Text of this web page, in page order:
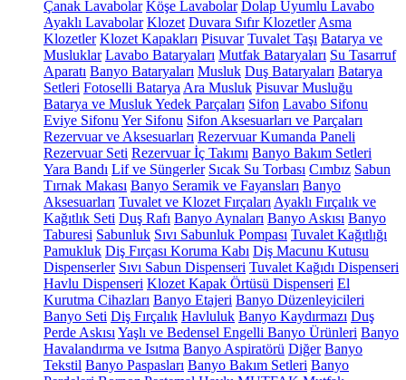
Çanak Lavabolar Köşe Lavabolar Dolap Uyumlu Lavabo
Ayaklı Lavabolar Klozet Duvara Sıfır Klozetler Asma
Klozetler Klozet Kapakları Pisuvar Tuvalet Taşı Batarya ve
Musluklar Lavabo Bataryaları Mutfak Bataryaları Su Tasarruf
Aparatı Banyo Bataryaları Musluk Duş Bataryaları Batarya
Setleri Fotoselli Batarya Ara Musluk Pisuvar Musluğu
Batarya ve Musluk Yedek Parçaları Sifon Lavabo Sifonu
Eviye Sifonu Yer Sifonu Sifon Aksesuarları ve Parçaları
Rezervuar ve Aksesuarları Rezervuar Kumanda Paneli
Rezervuar Seti Rezervuar İç Takımı Banyo Bakım Setleri
Yara Bandı Lif ve Süngerler Sıcak Su Torbası Cımbız Sabun
Tırnak Makası Banyo Seramik ve Fayansları Banyo
Aksesuarları Tuvalet ve Klozet Fırçaları Ayaklı Fırçalık ve
Kağıtlık Seti Duş Rafı Banyo Aynaları Banyo Askısı Banyo
Taburesi Sabunluk Sıvı Sabunluk Pompası Tuvalet Kağıtlığı
Pamukluk Diş Fırçası Koruma Kabı Diş Macunu Kutusu
Dispenserler Sıvı Sabun Dispenseri Tuvalet Kağıdı Dispenseri
Havlu Dispenseri Klozet Kapak Örtüsü Dispenseri El
Kurutma Cihazları Banyo Etajeri Banyo Düzenleyicileri
Banyo Seti Diş Fırçalık Havluluk Banyo Kaydırmazı Duş
Perde Askısı Yaşlı ve Bedensel Engelli Banyo Ürünleri Banyo
Havalandırma ve Isıtma Banyo Aspiratörü Diğer Banyo
Tekstil Banyo Paspasları Banyo Bakım Setleri Banyo